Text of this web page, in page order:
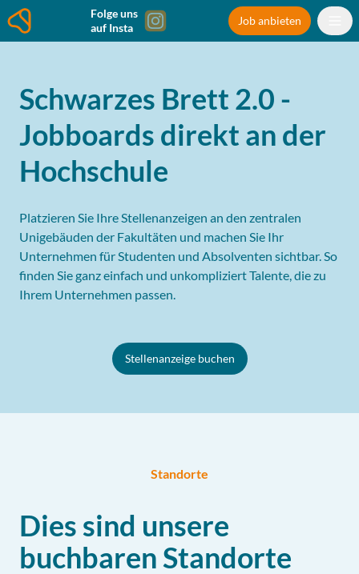
Folge uns
auf Insta
Job anbieten
Schwarzes Brett 2.0 -
Jobboards direkt an der
Hochschule
Platzieren Sie Ihre Stellenanzeigen an den zentralen
Unigebäuden der Fakultäten und machen Sie Ihr
Unternehmen für Studenten und Absolventen sichtbar. So
finden Sie ganz einfach und unkompliziert Talente, die zu
Ihrem Unternehmen passen.
Stellenanzeige buchen
Standorte
Dies sind unsere
buchbaren Standorte